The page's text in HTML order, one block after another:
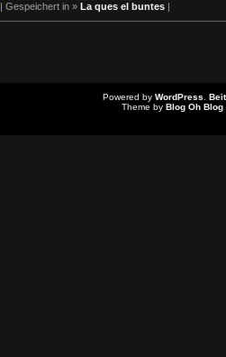
| Gespeichert in » La ques el buntes |
Powered by WordPress
Theme by Blog Oh Blog